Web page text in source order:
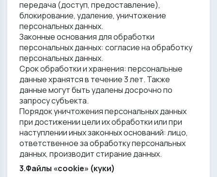
передача (доступ, предоставление),
блокирование, удаление, уничтожение
персональных данных.
Законные основания для обработки
персональных данных: согласие на обработку
персональных данных.
Срок обработки и хранения: персональные
данные хранятся в течение 3 лет. Также
данные могут быть удалены досрочно по
запросу субъекта.
Порядок уничтожения персональных данных
при достижении цели их обработки или при
наступлении иных законных оснований: лицо,
ответственное за обработку персональных
данных, производит стирание данных.
3.Файлы «cookie» (куки)